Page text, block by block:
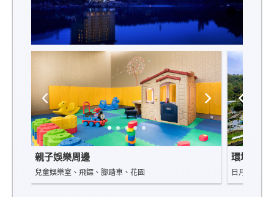
親子娛樂周邊
兒童娛樂室、飛鏢、腳踏車、花園
環境景觀
日月潭湖畔